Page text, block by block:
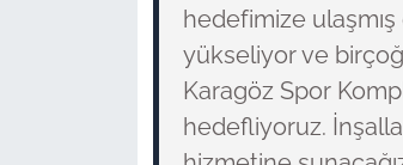
hedefimize ulaşmış
yükseliyor ve
Karagöz Spor
hedefliyoruz.